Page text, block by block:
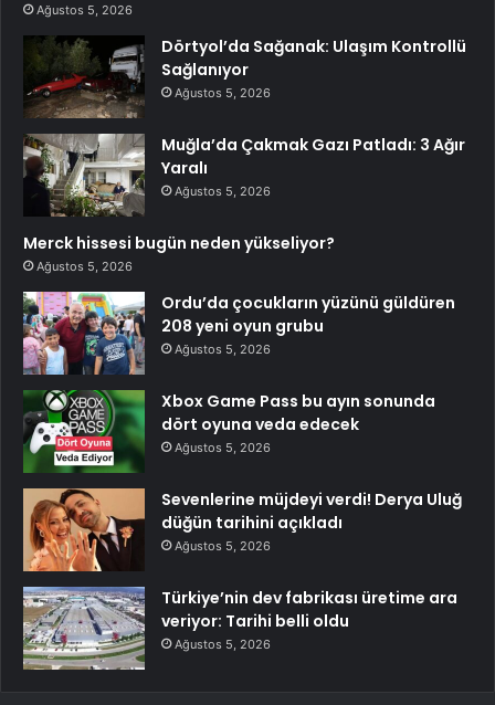
Ağustos 5, 2026
Dörtyol’da Sağanak: Ulaşım Kontrollü
Sağlanıyor
Ağustos 5, 2026
Muğla’da Çakmak Gazı Patladı: 3 Ağır
Yaralı
Ağustos 5, 2026
Merck hissesi bugün neden yükseliyor?
Ağustos 5, 2026
Ordu’da çocukların yüzünü güldüren
208 yeni oyun grubu
Ağustos 5, 2026
Xbox Game Pass bu ayın sonunda
dört oyuna veda edecek
Ağustos 5, 2026
Sevenlerine müjdeyi verdi! Derya Uluğ
düğün tarihini açıkladı
Ağustos 5, 2026
Türkiye’nin dev fabrikası üretime ara
veriyor: Tarihi belli oldu
Ağustos 5, 2026